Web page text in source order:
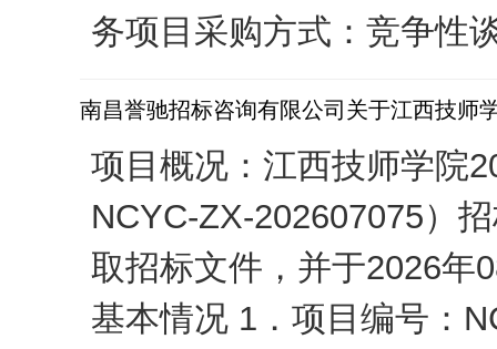
务项目采购方式：竞争性
南昌誉驰招标咨询有限公司关于江西技师
项目概况：江西技师学院
NCYC-ZX-202607075）
取招标文件，并于2026年
基本情况 1．项目编号：